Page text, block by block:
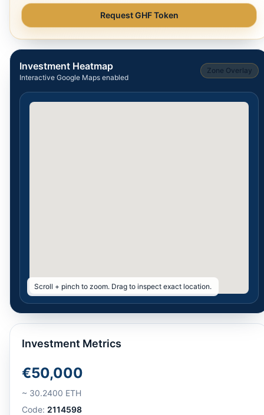
Request GHF Token
Investment Heatmap
Interactive Google Maps enabled
Zone Overlay
Scroll + pinch to zoom. Drag to inspect exact location.
Investment Metrics
€50,000
~ 30.2400 ETH
Code: 2114598